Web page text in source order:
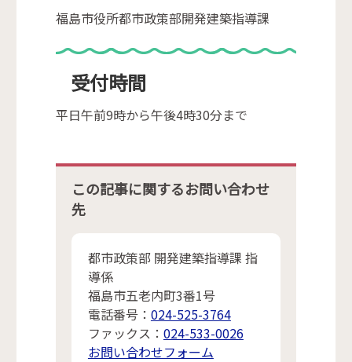
福島市役所都市政策部開発建築指導課
受付時間
平日午前9時から午後4時30分まで
この記事に関するお問い合わせ
先
都市政策部 開発建築指導課 指
導係
福島市五老内町3番1号
電話番号： 024-525-3764
ファックス： 024-533-0026
お問い合わせフォーム